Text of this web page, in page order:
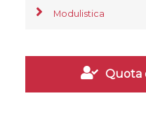
Modulistica
Quota